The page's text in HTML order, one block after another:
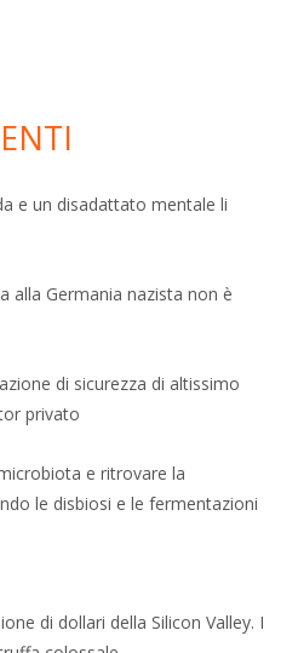
e un disadattato mentale li
alla Germania nazista non è
di sicurezza di altissimo
privato
e ritrovare la
le disbiosi e le fermentazioni
di dollari della Silicon Valley. I